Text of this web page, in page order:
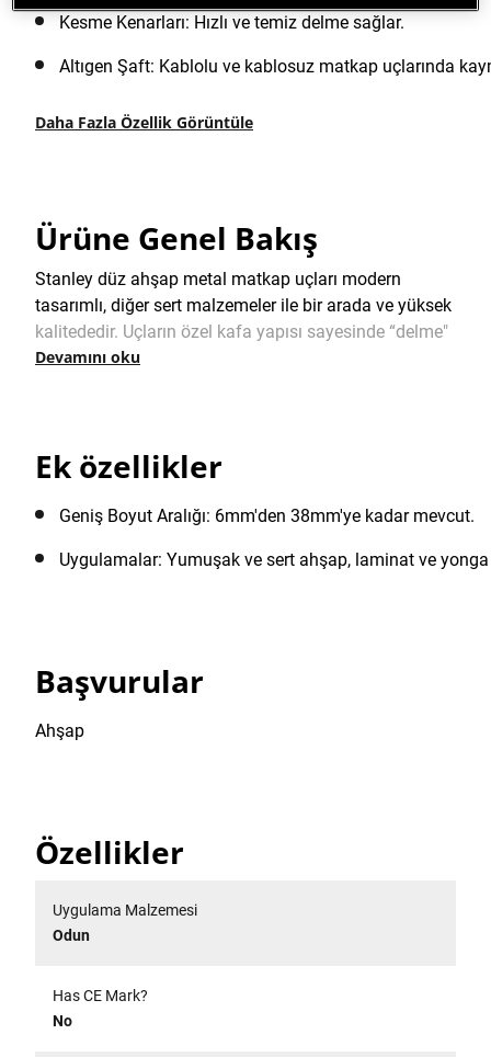
Kesme Kenarları: Hızlı ve temiz delme sağlar.
Altıgen Şaft: Kablolu ve kablosuz matkap uçlarında
Daha Fazla Özellik Görüntüle
Ürüne Genel Bakış
Stanley düz ahşap metal matkap uçları modern
tasarımlı, diğer sert malzemeler ile bir arada ve yüksek
kalitededir. Uçların özel kafa yapısı sayesinde “delme"
etkisi olmadan hızlı delme imkanı sunra. Üretimde
Devamını oku
Ek özellikler
Geniş Boyut Aralığı: 6mm'den 38mm'ye kadar mevcut.
Uygulamalar: Yumuşak ve sert ahşap, laminat ve
Başvurular
Ahşap
Özellikler
Uygulama Malzemesi
Odun
Has CE Mark?
No